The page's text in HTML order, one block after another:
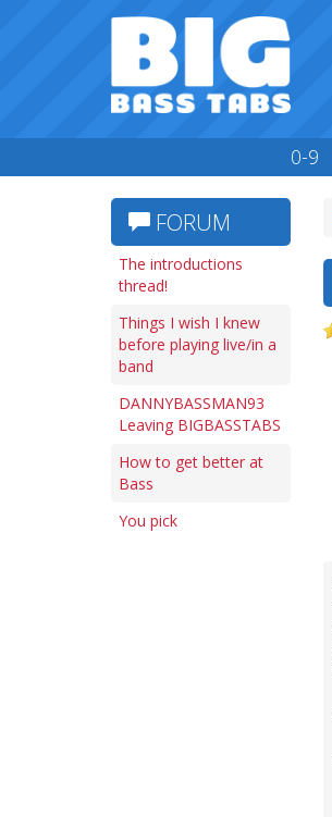
0-9
FORUM
The introductions
thread!
Things I wish I knew
before playing live/in a
band
DANNYBASSMAN93
Leaving BIGBASSTABS
How to get better at
Bass
You pick